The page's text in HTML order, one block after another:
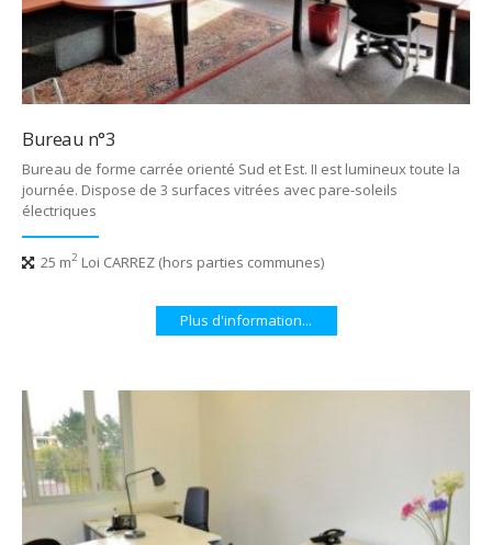
Bureau n°3
Bureau de forme carrée orienté Sud et Est. II est lumineux toute la
journée. Dispose de 3 surfaces vitrées avec pare-soleils
électriques
25 m2 Loi CARREZ (hors parties communes)
Plus d'information...